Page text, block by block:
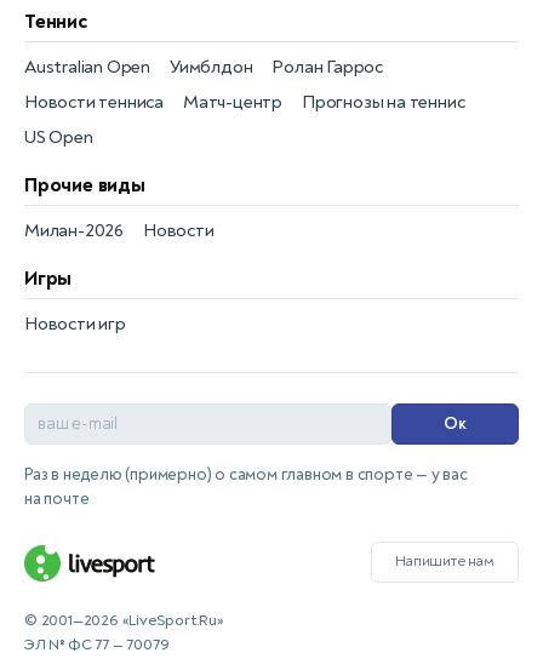
Теннис
Новости тенниса
Australian Open
Матч-центр
Уимблдон
Прогнозы на теннис
Ролан Гаррос
US Open
Прочие виды
Новости
Милан-2026
Игры
Новости игр
Ок
Раз в неделю (примерно) о самом главном в спорте — у вас
на почте
Напишите нам
© 2001—2026 «LiveSport.Ru»
ЭЛ № ФС 77 — 70079